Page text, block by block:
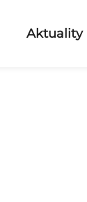
Aktuality